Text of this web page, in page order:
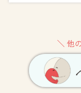
＼ 他